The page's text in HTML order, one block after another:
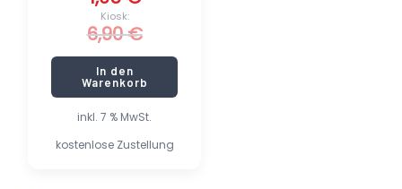
inkl. 7 % MwSt.
kostenlose Zustellung
Kiosk:
6,90€
In den
Warenkorb